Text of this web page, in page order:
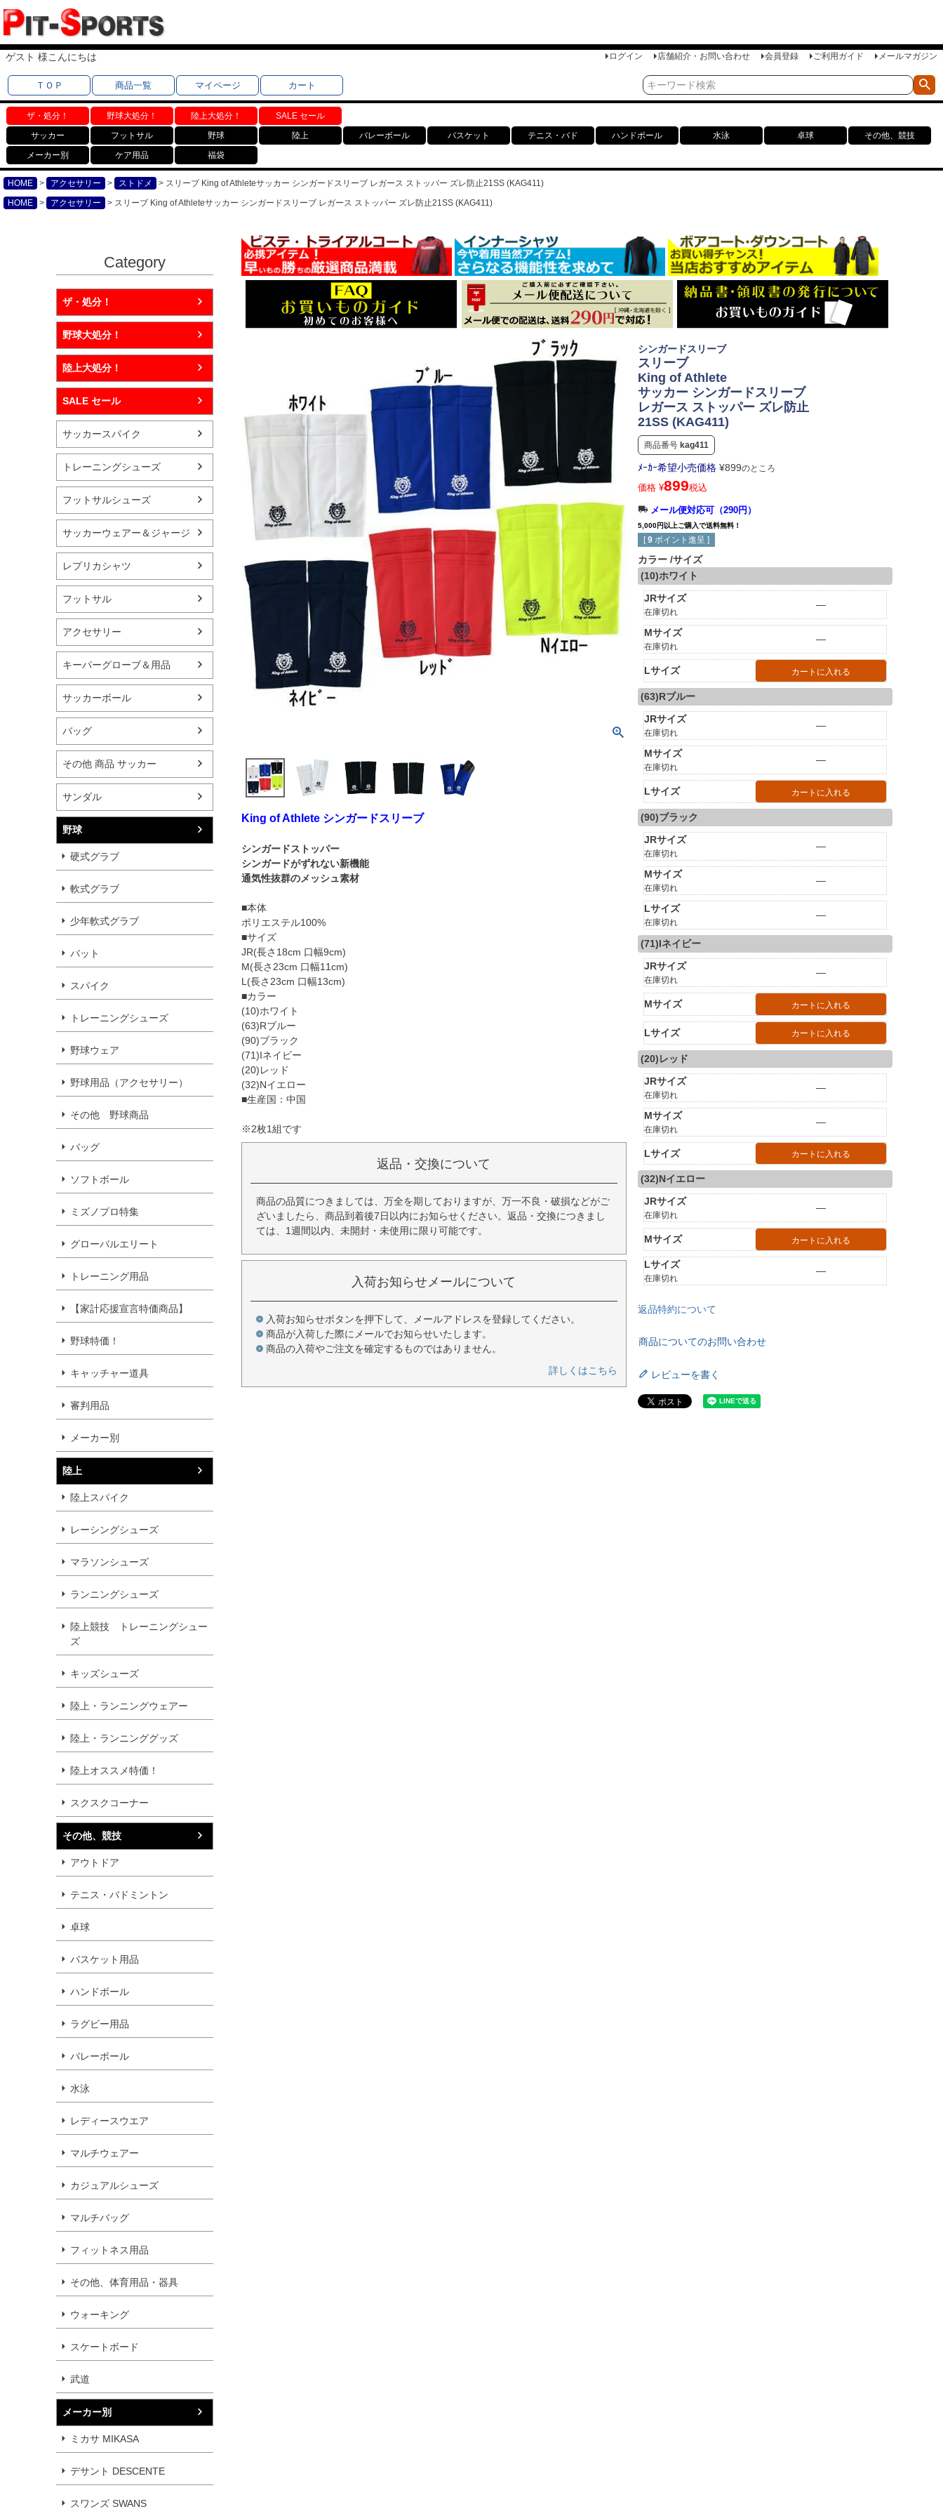
ゲスト 様こんにちは ログイン 店舗紹介・お問い合わせ 会員登録 ご利用ガイド メールマガジン
ＴＯＰ 商品一覧 マイページ カート
ザ・処分！ 野球大処分！ 陸上大処分！
SALE セール
サッカー
フットサル 野球 陸上 バレーボール バスケット テニス・バド ハンドボール 水泳 卓球
その他、競技
メーカー別
ケア用品 福袋
HOME アクセサリー ストドメ
スリーブ King of Athleteサッカー シンガードスリーブ レガース ストッパー ズレ防止21SS (KAG411)
HOME
アクセサリー スリーブ King of Athleteサッカー シンガードスリーブ レガース ストッパー ズレ防止21SS (KAG411)
Category
ザ・処分！
野球大処分！
陸上大処分！
SALE セール
サッカースパイク
トレーニングシューズ
フットサルシューズ
サッカーウェアー＆ジャージ
レプリカシャツ
フットサル
アクセサリー
キーパーグローブ＆用品
サッカーボール
バッグ
その他 商品 サッカー
サンダル
野球
硬式グラブ
軟式グラブ
少年軟式グラブ
バット
スパイク
トレーニングシューズ
野球ウェア
野球用品（アクセサリー）
その他 野球商品
バッグ
ソフトボール
ミズノプロ特集
グローバルエリート
トレーニング用品
【家計応援宣言特価商品】
野球特価！
キャッチャー道具
審判用品
メーカー別
陸上
陸上スパイク
レーシングシューズ
マラソンシューズ
ランニングシューズ
陸上競技 トレーニングシュー
ズ
キッズシューズ
陸上・ランニングウェアー
陸上・ランニンググッズ
陸上オススメ特価！
スクスクコーナー
その他、競技
アウトドア
テニス・バドミントン
卓球
バスケット用品
ハンドボール
ラグビー用品
バレーボール
水泳
レディースウエア
マルチウェアー
カジュアルシューズ
マルチバッグ
フィットネス用品
その他、体育用品・器具
ウォーキング
スケートボード
武道
メーカー別
ミカサ MIKASA
デサント DESCENTE
スワンズ SWANS
King of Athlete シンガードスリーブ
シンガードストッパー
シンガードがずれない新機能
通気性抜群のメッシュ素材
■本体
ポリエステル100%
■サイズ
JR(長さ18cm 口幅9cm)
M(長さ23cm 口幅11cm)
L(長さ23cm 口幅13cm)
■カラー
(10)ホワイト
(63)Rブルー
(90)ブラック
(71)Iネイビー
(20)レッド
(32)Nイエロー
■生産国：中国
※2枚1組です
返品・交換について
商品の品質につきましては、万全を期しておりますが、万一不良・破損などがご
ざいましたら、商品到着後7日以内にお知らせください。返品・交換につきまし
ては、1週間以内、未開封・未使用に限り可能です。
入荷お知らせメールについて
入荷お知らせボタンを押下して、メールアドレスを登録してください。
商品が入荷した際にメールでお知らせいたします。
商品の入荷やご注文を確定するものではありません。
詳しくはこちら
シンガードスリーブ
スリーブ
King of Athlete
サッカー シンガードスリーブ
レガース ストッパー ズレ防止
21SS (KAG411)
商品番号 kag411
ﾒｰｶｰ希望小売価格 ¥899のところ
価格 ¥899税込
メール便対応可（290円）
5,000円以上ご購入で送料無料！
[ 9 ポイント進呈 ]
カラー サイズ
(10)ホワイト
JRサイズ
在庫切れ
—
Mサイズ
在庫切れ
—
Lサイズ カートに入れる
(63)Rブルー
JRサイズ
在庫切れ
—
Mサイズ
在庫切れ
—
Lサイズ カートに入れる
(90)ブラック
JRサイズ
在庫切れ
—
Mサイズ
在庫切れ
—
Lサイズ
在庫切れ
—
(71)Iネイビー
JRサイズ
在庫切れ
—
Mサイズ カートに入れる
Lサイズ カートに入れる
(20)レッド
JRサイズ
在庫切れ
—
Mサイズ
在庫切れ
—
Lサイズ カートに入れる
(32)Nイエロー
JRサイズ
在庫切れ
—
Mサイズ カートに入れる
Lサイズ
在庫切れ
—
返品特約について
商品についてのお問い合わせ
レビューを書く